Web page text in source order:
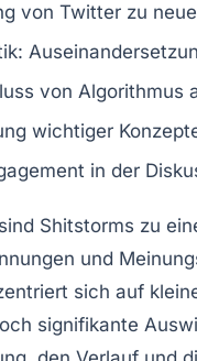
von Twitter zu
:
von Algorithmus
wichtiger
in der
Shitstorms zu
und
sich auf
signifikante